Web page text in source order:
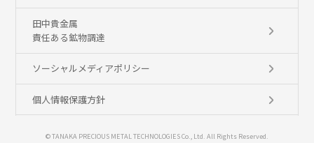
田中貴金属
責任ある鉱物調達
ソーシャルメディアポリシー
個人情報保護方針
© TANAKA PRECIOUS METAL TECHNOLOGIES Co., Ltd. All Rights Reserved.